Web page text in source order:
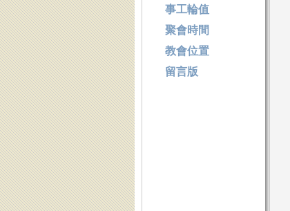
事工輪值
聚會時間
教會位置
留言版